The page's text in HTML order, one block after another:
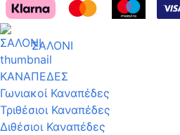
ΣΑΛΟΝΙ
ΚΑΝΑΠΕΔΕΣ
Γωνιακοί Καναπέδες
Τριθέσιοι Καναπέδες
Διθέσιοι Καναπέδες